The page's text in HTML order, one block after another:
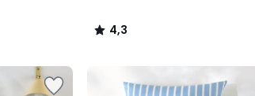
4,3
/